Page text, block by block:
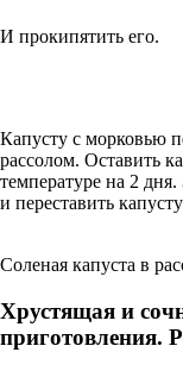
И прокипятить его.
Капусту с морковью
рассолом. Оставить
температуре на 2
и переставить
Соленая капуста в
Хрустящая и
приготовления.